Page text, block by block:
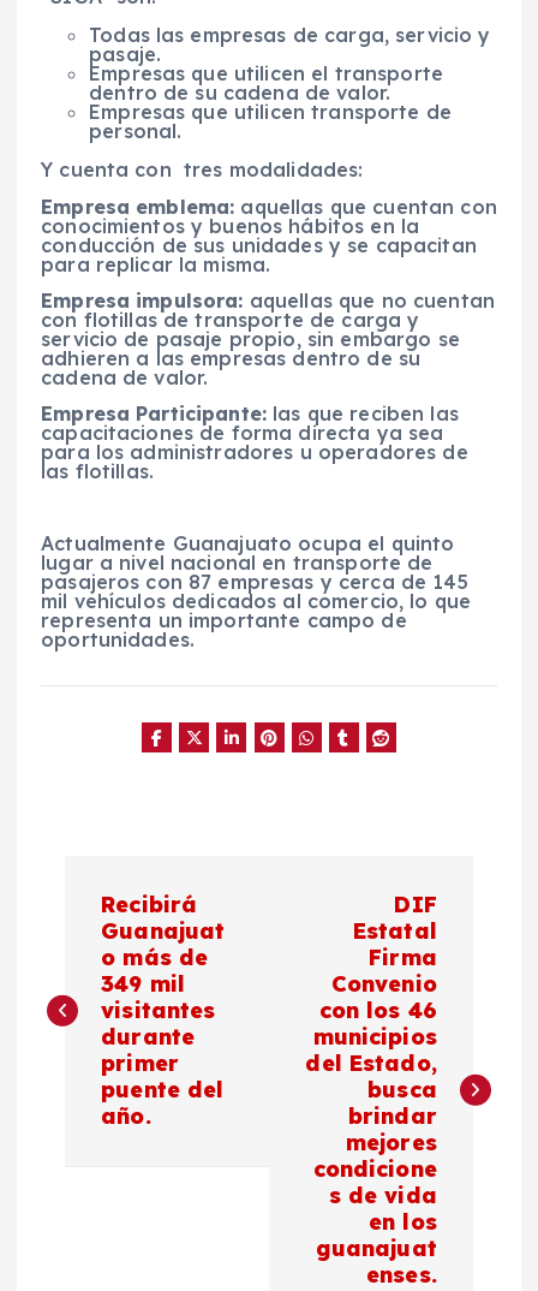
Todas las empresas de carga, servicio y
pasaje.
Empresas que utilicen el transporte
dentro de su cadena de valor.
Empresas que utilicen transporte de
personal.
Y cuenta con tres modalidades:
Empresa emblema: aquellas que cuentan con
conocimientos y buenos hábitos en la
conducción de sus unidades y se capacitan
para replicar la misma.
Empresa impulsora: aquellas que no cuentan
con flotillas de transporte de carga y
servicio de pasaje propio, sin embargo se
adhieren a las empresas dentro de su
cadena de valor.
Empresa Participante: las que reciben las
capacitaciones de forma directa ya sea
para los administradores u operadores de
las flotillas.
Actualmente Guanajuato ocupa el quinto
lugar a nivel nacional en transporte de
pasajeros con 87 empresas y cerca de 145
mil vehículos dedicados al comercio, lo que
representa un importante campo de
oportunidades.
v
Recibirá
Guanajuat
o más de
349 mil
visitantes
durante
primer
puente del
año.
DIF
Estatal
Firma
Convenio
con los 46
municipios
del Estado,
busca
brindar
mejores
condicione
s de vida
en los
guanajuat
enses.